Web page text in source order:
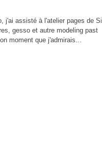
j'ai assisté à l'atelier pages de Sil
gesso et autre modeling past
moment que j'admirais...